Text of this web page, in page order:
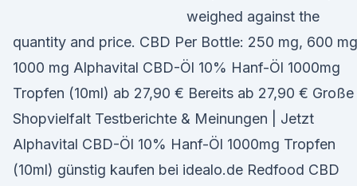
weighed against the
quantity and price. CBD Per Bottle: 250 mg, 600
1000 mg Alphavital CBD-Öl 10% Hanf-Öl 1000mg
Tropfen (10ml) ab 27,90 € Bereits ab 27,90 € Große
Shopvielfalt Testberichte & Meinungen | Jetzt
Alphavital CBD-Öl 10% Hanf-Öl 1000mg Tropfen
(10ml) günstig kaufen bei idealo.de Redfood CBD